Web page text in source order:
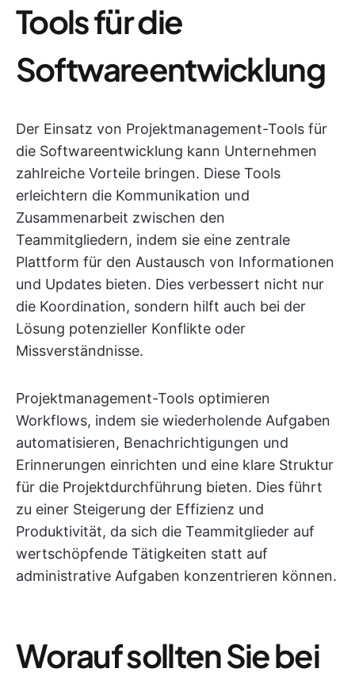
Tools für die
Softwareentwicklung
Der Einsatz von Projektmanagement-Tools für
die Softwareentwicklung kann Unternehmen
zahlreiche Vorteile bringen. Diese Tools
erleichtern die Kommunikation und
Zusammenarbeit zwischen den
Teammitgliedern, indem sie eine zentrale
Plattform für den Austausch von Informationen
und Updates bieten. Dies verbessert nicht nur
die Koordination, sondern hilft auch bei der
Lösung potenzieller Konflikte oder
Missverständnisse.
Projektmanagement-Tools optimieren
Workflows, indem sie wiederholende Aufgaben
automatisieren, Benachrichtigungen und
Erinnerungen einrichten und eine klare Struktur
für die Projektdurchführung bieten. Dies führt
zu einer Steigerung der Effizienz und
Produktivität, da sich die Teammitglieder auf
wertschöpfende Tätigkeiten statt auf
administrative Aufgaben konzentrieren können.
Worauf sollten Sie bei